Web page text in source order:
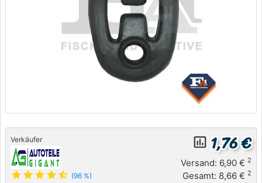
Verkäufer
star star star star star_half (96 %)
insert_chart_outlined 1,76 €
Versand: 6,90 € 2
Gesamt: 8,66 € 2